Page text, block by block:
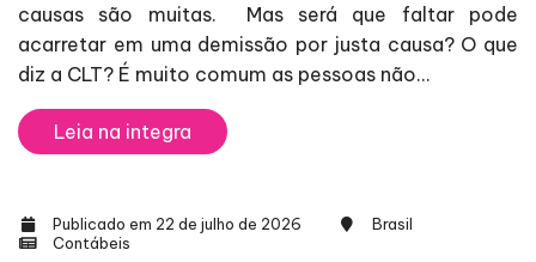
causas são muitas. Mas será que faltar pode
acarretar em uma demissão por justa causa? O que
diz a CLT? É muito comum as pessoas não...
Leia na integra
Publicado em 22 de julho de 2026
Brasil
Contábeis